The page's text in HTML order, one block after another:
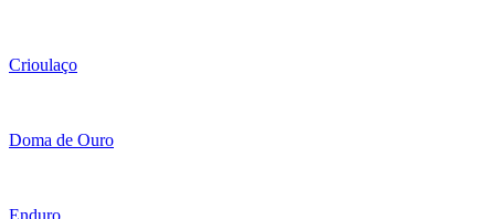
Crioulaço
Doma de Ouro
Enduro